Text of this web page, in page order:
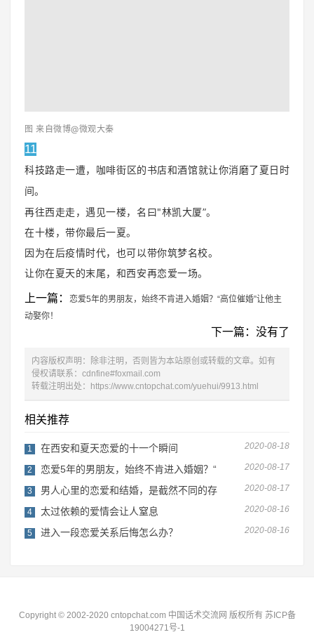
图 来自微博@微观大秦
11
科技路走一遭，咖啡街区的书店和酒馆就让你消磨了夏日时
间。
再往西走走，遇见一楼，名曰"林凯大厦”。
在十楼，带你最后一夏。
因为在后疫情时代，也可以带你筑梦名校。
让你在夏天的末尾，和西安再恋爱一场。
上一篇：
恋爱5年的男朋友，始终不肯进入婚姻？“高位催婚”让他主
动娶你！
下一篇：没有了
内容版权声明：除非注明，否则皆为本站原创或转载的文章。如有
侵权请联系：cdnfine#foxmail.com
转载注明出处：
https://www.cntopchat.com/yuehui/9913.html
相关推荐
2020-08-18
1 在西安和夏天恋爱的十一个瞬间
2020-08-17
2 恋爱5年的男朋友，始终不肯进入婚姻？“
2020-08-17
3 男人心里的恋爱和结婚，是截然不同的存
2020-08-16
4 太过依赖的爱情会让人窒息
2020-08-16
5 进入一段恋爱关系后悔怎么办？
Copyright © 2002-2020 cntopchat.com 中国话术交流网 版权所有 苏ICP备
19004271号-1